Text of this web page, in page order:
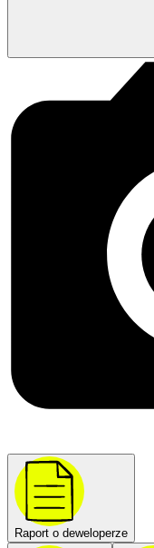
Raport o deweloperze